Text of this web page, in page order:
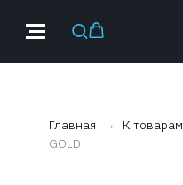
Главная К товарам
GOLD